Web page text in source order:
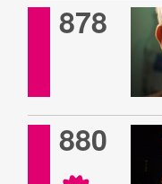
878
880